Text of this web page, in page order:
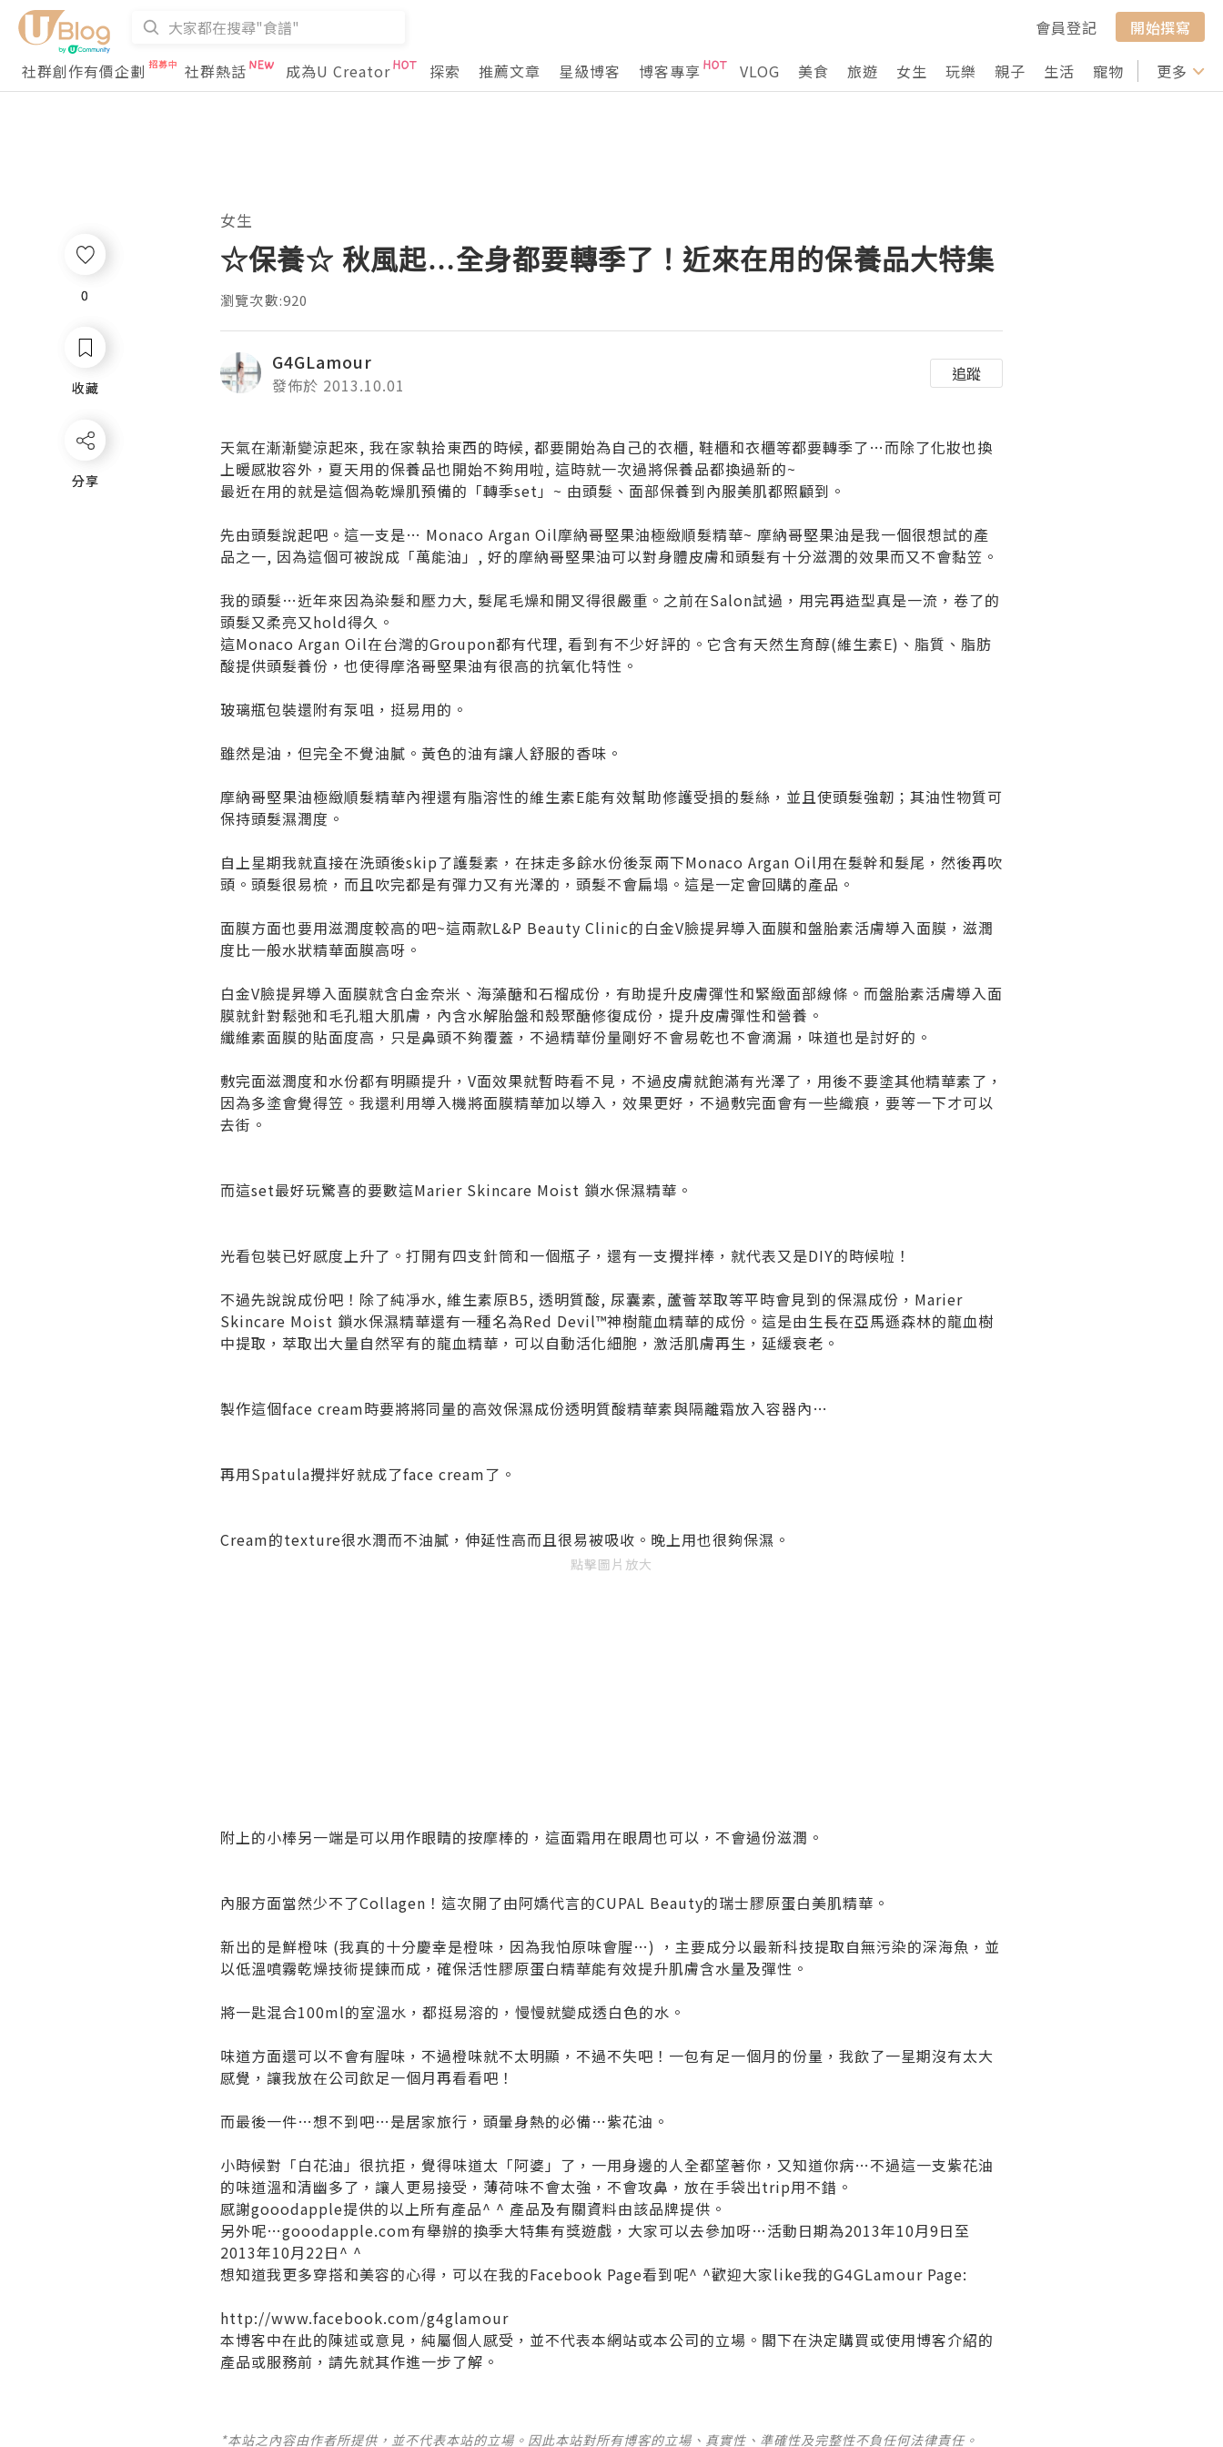
會員登記
開始撰寫
社群創作有價企劃
社群熱話 成為U Creator 探索 推薦文章 星級博客 博客專享 VLOG 美食 旅遊 女生 玩樂 親子 生活 寵物 行山 打卡
更多
0
收藏
分享
女生
☆保養☆ 秋風起…全身都要轉季了！近來在用的保養品大特集
瀏覽次數:920
G4GLamour
發佈於 2013.10.01
追蹤
天氣在漸漸變涼起來, 我在家執拾東西的時候, 都要開始為自己的衣櫃, 鞋櫃和衣櫃等都要轉季了…而除了化妝也換
上暖感妝容外，夏天用的保養品也開始不夠用啦, 這時就一次過將保養品都換過新的~
最近在用的就是這個為乾燥肌預備的「轉季set」~ 由頭髮、面部保養到內服美肌都照顧到。
先由頭髮說起吧。這一支是… Monaco Argan Oil摩納哥堅果油極緻順髮精華~ 摩納哥堅果油是我一個很想試的產
品之一, 因為這個可被說成「萬能油」, 好的摩納哥堅果油可以對身體皮膚和頭髮有十分滋潤的效果而又不會黏笠。
我的頭髮…近年來因為染髮和壓力大, 髮尾毛燥和開叉得很嚴重。之前在Salon試過，用完再造型真是一流，卷了的
頭髮又柔亮又hold得久。
這Monaco Argan Oil在台灣的Groupon都有代理, 看到有不少好評的。它含有天然生育醇(維生素E)、脂質、脂肪
酸提供頭髮養份，也使得摩洛哥堅果油有很高的抗氧化特性。
玻璃瓶包裝還附有泵咀，挺易用的。
雖然是油，但完全不覺油膩。黃色的油有讓人舒服的香味。
摩納哥堅果油極緻順髮精華內裡還有脂溶性的維生素E能有效幫助修護受損的髮絲，並且使頭髮強韌；其油性物質可
保持頭髮濕潤度。
自上星期我就直接在洗頭後skip了護髮素，在抹走多餘水份後泵兩下Monaco Argan Oil用在髮幹和髮尾，然後再吹
頭。頭髮很易梳，而且吹完都是有彈力又有光澤的，頭髮不會扁塌。這是一定會回購的產品。
面膜方面也要用滋潤度較高的吧~這兩款L&P Beauty Clinic的白金V臉提昇導入面膜和盤胎素活膚導入面膜，滋潤
度比一般水狀精華面膜高呀。
白金V臉提昇導入面膜就含白金奈米、海藻醣和石榴成份，有助提升皮膚彈性和緊緻面部線條。而盤胎素活膚導入面
膜就針對鬆弛和毛孔粗大肌膚，內含水解胎盤和殼聚醣修復成份，提升皮膚彈性和營養。
纖維素面膜的貼面度高，只是鼻頭不夠覆蓋，不過精華份量剛好不會易乾也不會滴漏，味道也是討好的。
敷完面滋潤度和水份都有明顯提升，V面效果就暫時看不見，不過皮膚就飽滿有光澤了，用後不要塗其他精華素了，
因為多塗會覺得笠。我還利用導入機將面膜精華加以導入，效果更好，不過敷完面會有一些織痕，要等一下才可以
去街。
而這set最好玩驚喜的要數這Marier Skincare Moist 鎖水保濕精華。
光看包裝已好感度上升了。打開有四支針筒和一個瓶子，還有一支攪拌棒，就代表又是DIY的時候啦！
不過先說說成份吧！除了純凈水, 維生素原B5, 透明質酸, 尿囊素, 蘆薈萃取等平時會見到的保濕成份，Marier
Skincare Moist 鎖水保濕精華還有一種名為Red Devil™神樹龍血精華的成份。這是由生長在亞馬遜森林的龍血樹
中提取，萃取出大量自然罕有的龍血精華，可以自動活化細胞，激活肌膚再生，延緩衰老。
製作這個face cream時要將將同量的高效保濕成份透明質酸精華素與隔離霜放入容器內…
再用Spatula攪拌好就成了face cream了。
Cream的texture很水潤而不油膩，伸延性高而且很易被吸收。晚上用也很夠保濕。
點擊圖片放大
附上的小棒另一端是可以用作眼睛的按摩棒的，這面霜用在眼周也可以，不會過份滋潤。
內服方面當然少不了Collagen！這次開了由阿嬌代言的CUPAL Beauty的瑞士膠原蛋白美肌精華。
新出的是鮮橙味 (我真的十分慶幸是橙味，因為我怕原味會腥…) ，主要成分以最新科技提取自無污染的深海魚，並
以低溫噴霧乾燥技術提鍊而成，確保活性膠原蛋白精華能有效提升肌膚含水量及彈性。
將一匙混合100ml的室溫水，都挺易溶的，慢慢就變成透白色的水。
味道方面還可以不會有腥味，不過橙味就不太明顯，不過不失吧！一包有足一個月的份量，我飲了一星期沒有太大
感覺，讓我放在公司飲足一個月再看看吧！
而最後一件…想不到吧…是居家旅行，頭暈身熱的必備…紫花油。
小時候對「白花油」很抗拒，覺得味道太「阿婆」了，一用身邊的人全都望著你，又知道你病…不過這一支紫花油
的味道溫和清幽多了，讓人更易接受，薄荷味不會太強，不會攻鼻，放在手袋出trip用不錯。
感謝gooodapple提供的以上所有產品^ ^ 產品及有關資料由該品牌提供。
另外呢…gooodapple.com有舉辦的換季大特集有獎遊戲，大家可以去參加呀…活動日期為2013年10月9日至
2013年10月22日^ ^
想知道我更多穿搭和美容的心得，可以在我的Facebook Page看到呢^ ^歡迎大家like我的G4GLamour Page:
http://www.facebook.com/g4glamour
本博客中在此的陳述或意見，純屬個人感受，並不代表本網站或本公司的立場。閣下在決定購買或使用博客介紹的
產品或服務前，請先就其作進一步了解。
*本站之內容由作者所提供，並不代表本站的立場。因此本站對所有博客的立場、真實性、準確性及完整性不負任何法律責任。
0
收藏
分享